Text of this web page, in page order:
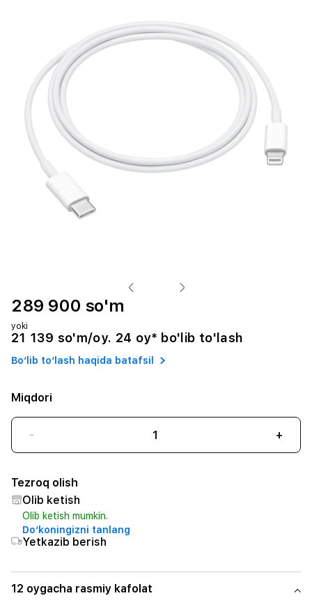
289 900 so'm
yoki
21 139 so'm/oy. 24 oy* bo'lib to'lash
Bo‘lib to‘lash haqida batafsil
Miqdori
- +
Tezroq olish
Olib ketish
Olib ketish mumkin.
Do‘koningizni tanlang
Yetkazib berish
12 oygacha rasmiy kafolat